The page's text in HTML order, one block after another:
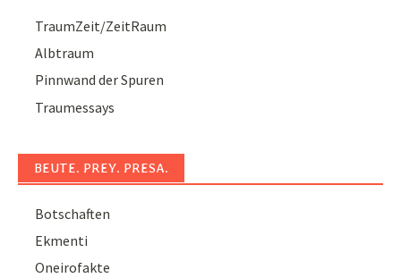
TraumZeit/ZeitRaum
Albtraum
Pinnwand der Spuren
Traumessays
BEUTE. PREY. PRESA.
Botschaften
Ekmenti
Oneirofakte